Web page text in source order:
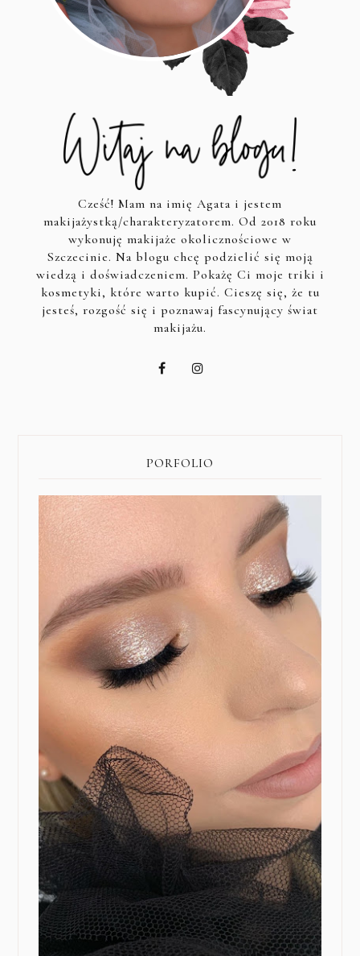
Cześć! Mam na imię Agata i jestem
makijażystką/charakteryzatorem. Od 2018 roku
wykonuję makijaże okolicznościowe w
Szczecinie. Na blogu chcę podzielić się moją
wiedzą i doświadczeniem. Pokażę Ci moje triki i
kosmetyki, które warto kupić. Cieszę się, że tu
jesteś, rozgość się i poznawaj fascynujący świat
makijażu.
PORFOLIO